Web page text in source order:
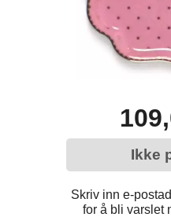
Ikke
Skriv inn e-
for å bli varslet